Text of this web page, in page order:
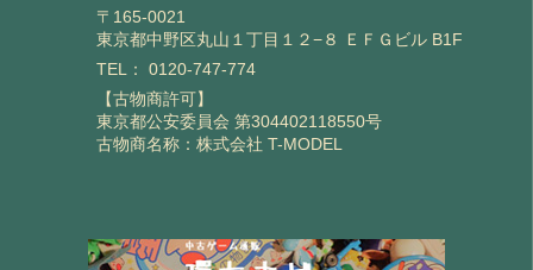
〒165-0021
東京都中野区丸山１丁目１２−８ ＥＦＧビル B1F
TEL： 0120-747-774
【古物商許可】
東京都公安委員会 第304402118550号
古物商名称：株式会社 T-MODEL